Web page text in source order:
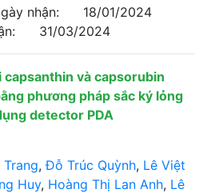
nhận:
18/01/2024
31/03/2024
và capsorubin
phương pháp sắc ký lỏng
detector PDA
,Đỗ Trúc Quỳnh, Lê Việt
Huy, Hoàng Thị Lan Anh, Lê